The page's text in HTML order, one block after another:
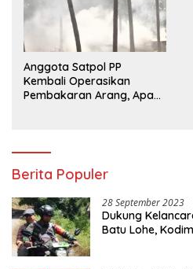
Anggota Satpol PP
Kembali Operasikan
Pembakaran Arang, Apa
Berita Populer
28 September 2023
Dukung
Batu Lohe,